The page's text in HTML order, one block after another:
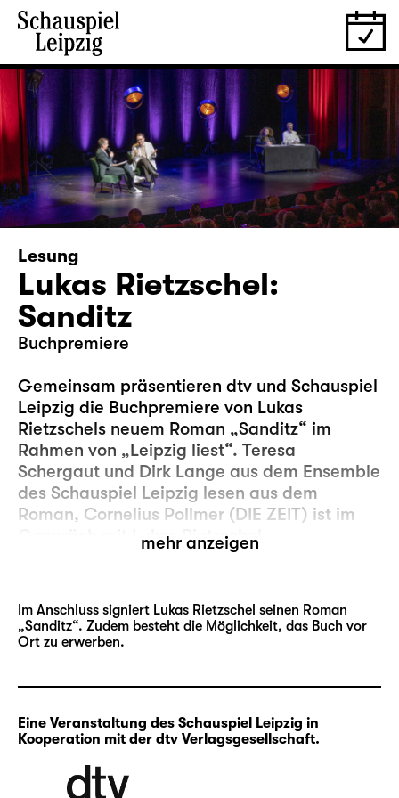
Lesung
Lukas Rietzschel:
Sanditz
Buchpremiere
Gemeinsam präsentieren dtv und Schauspiel
Leipzig die Buchpremiere von Lukas
Rietzschels neuem Roman „Sanditz“ im
Rahmen von „Leipzig liest“. Teresa
Schergaut und Dirk Lange aus dem Ensemble
des Schauspiel Leipzig lesen aus dem
Roman, Cornelius Pollmer (DIE ZEIT) ist im
Gespräch mit Lukas Rietzschel.
eine fiktive Kleinstadt am Rande eines
Braunkohle-Tagebaus. In Episoden folgt
Lukas Rietzschel den Menschen und
(und darüber hinaus) von der DDR der späten
Gegenwart. Rietzschel verwebt dabei die
Erzählung einer Familie und ihres Lebens in
Sanditz zu einem Panorama deutscher
Geschichten – vom Ende der DDR bis in die
mehr anzeigen
Im Anschluss signiert Lukas Rietzschel seinen Roman
„Sanditz“. Zudem besteht die Möglichkeit, das Buch vor
Ort zu erwerben.
Eine Veranstaltung des Schauspiel Leipzig in
Kooperation mit der dtv Verlagsgesellschaft.